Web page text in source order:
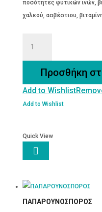
ποσότητες φυτικών ινών,
χαλκού, ασβέστιου,
Προσθήκη
Add to Wishlist
Add to Wishlist
Quick View

ΠΑΠΑΡΟΥΝΟΣΠΟΡΟΣ